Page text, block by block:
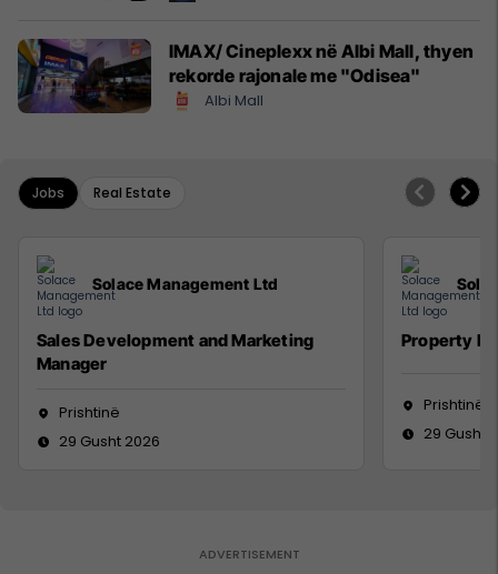
IMAX/ Cineplexx në Albi Mall, thyen
rekorde rajonale me "Odisea"
Albi Mall
Jobs Real Estate
Solace Management Ltd
Sales Development and Marketing
Manager
Prishtinë
29 Gusht 2026
Property
Prishtinë
29 Gusht